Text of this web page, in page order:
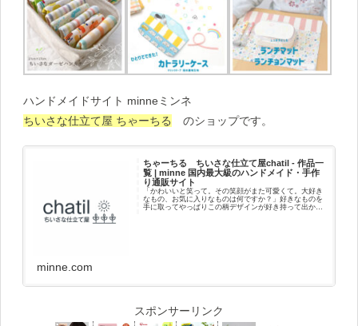
ハンドメイドサイト minneミンネ
ちいさな仕立て屋 ちゃーちる
のショップです。
ちゃーちる ちいさな仕立て屋chatil - 作品一
覧 | minne 国内最大級のハンドメイド・手作
り通販サイト
「かわいいと笑って。その笑顔がまた可愛くて。大好き
なもの、お気に入りなものは何ですか？」好きなものを
手に取ってやっぱりこの柄デザインが好き持って出かけ
minne.com
スポンサーリンク